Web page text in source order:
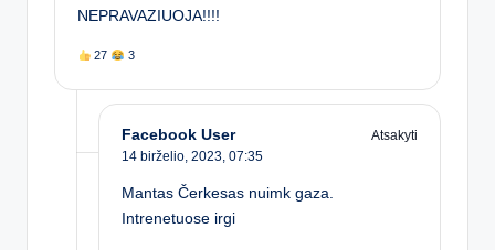
NEPRAVAZIUOJA!!!!
27 3
Facebook User
Atsakyti
14 birželio, 2023, 07:35
Mantas Čerkesas nuimk gaza.
Intrenetuose irgi